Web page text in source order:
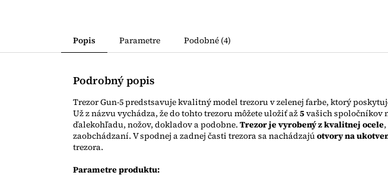
Popis Parametre Podobné (4)
Podrobný popis
Trezor Gun-5 predstsavuje kvalitný model trezoru v zelenej farbe, ktorý
Už z názvu vychádza, že do tohto trezoru môžete uložiť až5vašich spoločníkov
ďalekohľadu, nožov, dokladov a podobne. Trezor je vyrobený z kvalitnej ocele
zaobchádzaní. V spodnej a zadnej časti trezora sa nachádzajúotvory na
trezora.
Parametre produktu: